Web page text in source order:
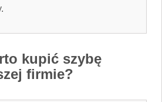
kupić szybę
firmie?